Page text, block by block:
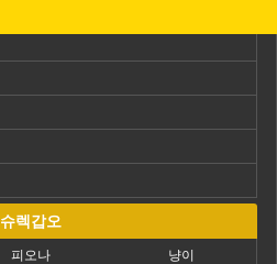
슈렉갑오
피오나 냥이